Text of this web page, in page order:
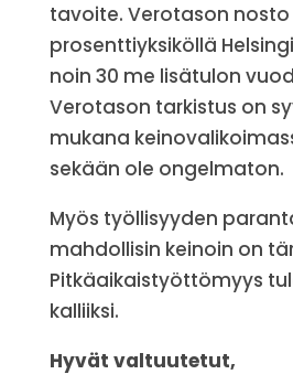
tavoite. Verotason
prosenttiyksiköllä
noin 30 me lisätulon
Verotason tarkistus on
mukana
sekään ole ongelmaton.
Myös työllisyyden
mahdollisin keinoin on
Pitkäaikaistyöttömyys
kalliiksi.
Hyvät valtuutetut,